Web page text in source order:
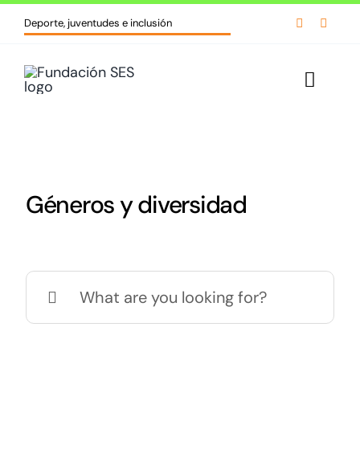
Skip
Deporte, juventudes e inclusión  
Cursos y formaciones
Biblioteca
Géneros y diversidad
Search